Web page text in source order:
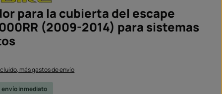
para la cubierta del escape
(2009-2014) para sistemas
más gastos de envío
envío inmediato